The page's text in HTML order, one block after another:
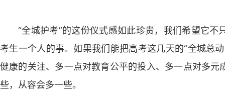
“全城护考”的这份仪式感如此珍贵，我们希望它
考生一个人的事。如果我们能把高考这几天的“全城总
健康的关注、多一点对教育公平的投入、多一点对多
些，从容会多一些。